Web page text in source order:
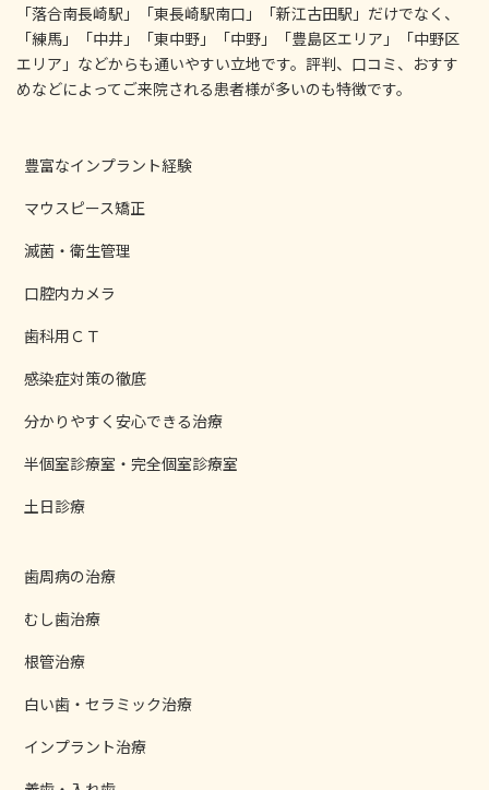
「落合南長崎駅」「東長崎駅南口」「新江古田駅」だけでなく、
「練馬」「中井」「東中野」「中野」「豊島区エリア」「中野区
エリア」などからも通いやすい立地です。評判、口コミ、おすす
めなどによってご来院される患者様が多いのも特徴です。
豊富なインプラント経験
マウスピース矯正
滅菌・衛生管理
口腔内カメラ
歯科用ＣＴ
感染症対策の徹底
分かりやすく安心できる治療
半個室診療室・完全個室診療室
土日診療
歯周病の治療
むし歯治療
根管治療
白い歯・セラミック治療
インプラント治療